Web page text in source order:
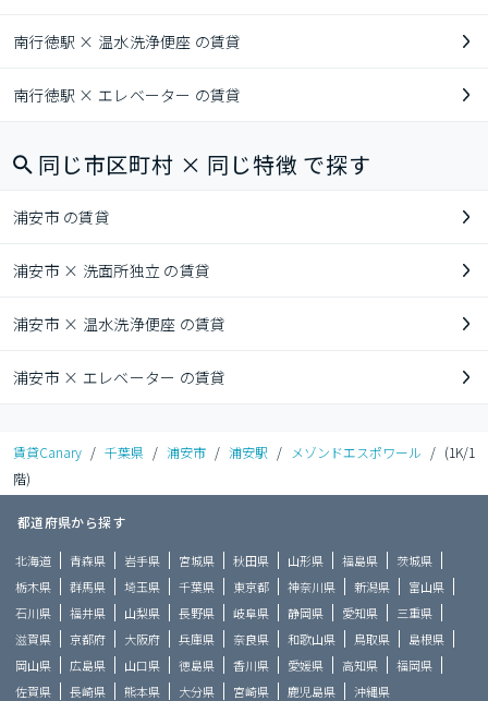
南行徳駅 × 温水洗浄便座 の賃貸
南行徳駅 × エレベーター の賃貸
同じ市区町村 × 同じ特徴 で探す
浦安市 の賃貸
浦安市 × 洗面所独立 の賃貸
浦安市 × 温水洗浄便座 の賃貸
浦安市 × エレベーター の賃貸
賃貸Canary / 千葉県 / 浦安市 / 浦安駅 / メゾンドエスポワール / (1K/1
階)
都道府県から探す
北海道 青森県 岩手県 宮城県 秋田県 山形県 福島県
茨城県
栃木県
群馬県 埼玉県 千葉県 東京都 神奈川県 新潟県
富山県
石川県
福井県 山梨県 長野県 岐阜県 静岡県 愛知県
三重県
滋賀県
京都府 大阪府 兵庫県 奈良県 和歌山県 鳥取県
島根県
岡山県
広島県 山口県 徳島県 香川県 愛媛県 高知県
福岡県
佐賀県
長崎県 熊本県 大分県 宮崎県 鹿児島県 沖縄県